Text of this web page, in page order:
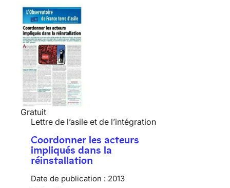
Gratuit
Lettre de l’asile et de l’intégration
Coordonner les acteurs
impliqués dans la
réinstallation
Date de publication : 2013